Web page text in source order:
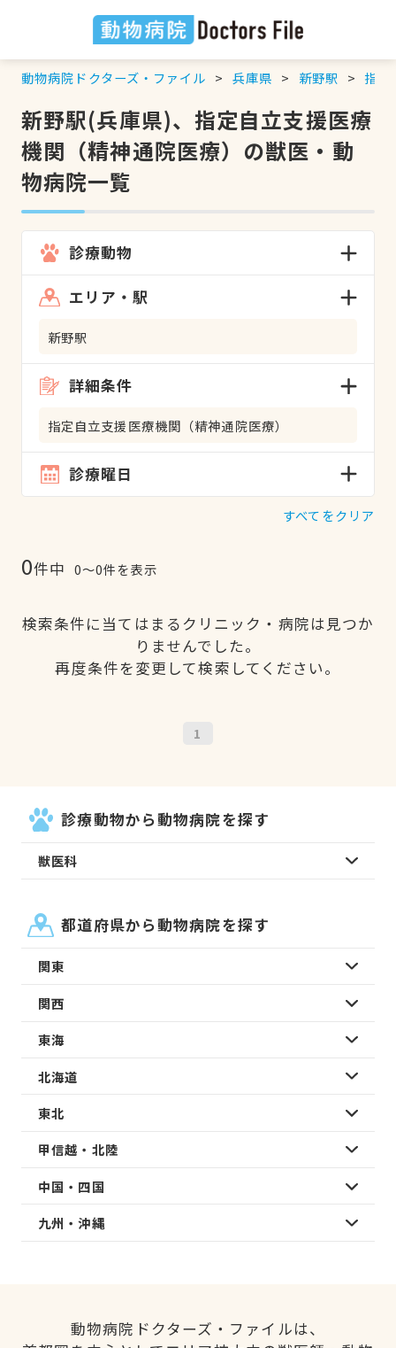
動物病院ドクターズ・ファイル 兵庫県 新野駅 指定
新野駅(兵庫県)、指定自立支援医療
機関（精神通院医療）の獣医・動
物病院一覧
診療動物
エリア・駅
新野駅
詳細条件
指定自立支援医療機関（精神通院医療）
診療曜日
すべてをクリア
0件中 0〜0件を表示
検索条件に当てはまるクリニック・病院は見つか
りませんでした。
再度条件を変更して検索してください。
1
診療動物から動物病院を探す
獣医科
都道府県から動物病院を探す
関東
関西
東海
北海道
東北
甲信越・北陸
中国・四国
九州・沖縄
動物病院ドクターズ・ファイルは、